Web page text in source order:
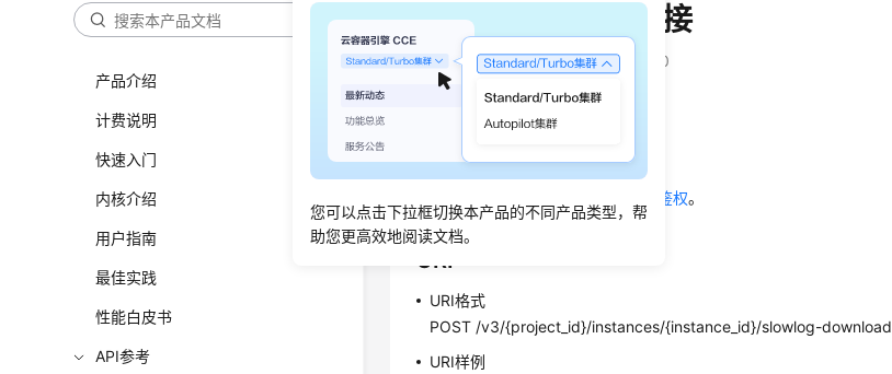
您可以点击下拉框切换本产品的不同产品类型，帮
助您更高效地阅读文档。
产品介绍
计费说明
快速入门
内核介绍
用户指南
最佳实践
性能白皮书
API参考
获取慢日志下载链接
更新时间：2024-04-11 GMT+08:00
功能介绍
获取慢日志下载链接。
认证鉴权。
URI
URI格式
POST /v3/{project_id}/instances/{instance_id}/slowlog-download
URI样例